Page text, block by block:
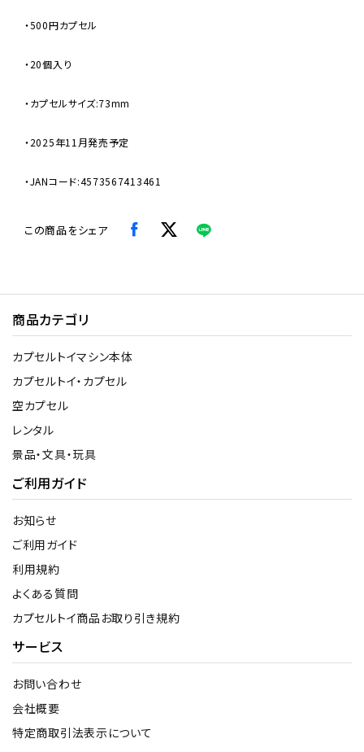
・500円カプセル
・20個入り
・カプセルサイズ:73mm
・2025年11月発売予定
・JANコード:4573567413461
この商品をシェア
商品カテゴリ
カプセルトイマシン本体
カプセルトイ・カプセル
空カプセル
レンタル
景品・文具・玩具
ご利用ガイド
お知らせ
ご利用ガイド
利用規約
よくある質問
カプセルトイ商品お取り引き規約
サービス
お問い合わせ
会社概要
特定商取引法表示について